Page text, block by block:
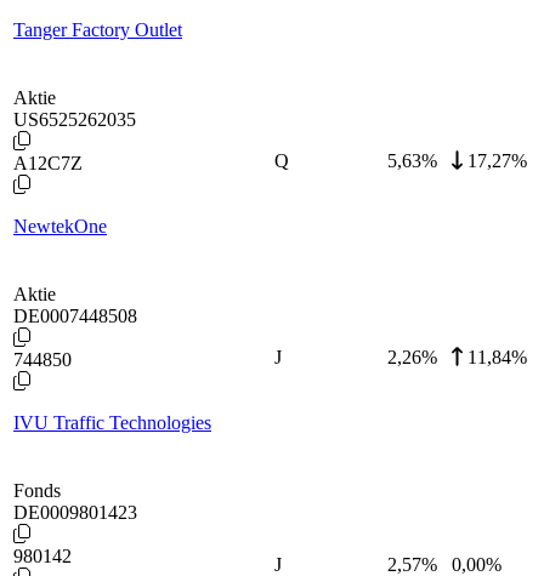
Tanger Factory Outlet
Aktie
US6525262035
A12C7Z
NewtekOne
Q 5,63% 17,27%
Aktie
DE0007448508
744850
IVU Traffic Technologies
J 2,26% 11,84%
Fonds
DE0009801423
980142 J 2,57% 0,00%